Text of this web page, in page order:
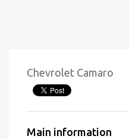
Chevrolet Camaro
Main information